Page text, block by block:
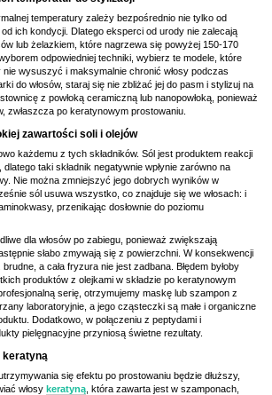
temperatury zależy bezpośrednio nie tylko od
od ich kondycji. Dlatego eksperci od urody nie zalecają
lub żelazkiem, które nagrzewa się powyżej 150-170
odpowiedniej techniki, wybierz te modele, które
nie wysuszyć i maksymalnie chronić włosy podczas
do włosów, staraj się nie zbliżać jej do pasm i stylizuj na
z powłoką ceramiczną lub nanopowłoką, ponieważ
zwłaszcza po keratynowym prostowaniu.
zawartości soli i olejów
każdemu z tych składników. Sól jest produktem reakcji
taki składnik negatywnie wpłynie zarówno na
Nie można zmniejszyć jego dobrych wyników w
sól usuwa wszystko, co znajduje się we włosach: i
przenikając dosłownie do poziomu
dla włosów po zabiegu, ponieważ zwiększają
słabo zmywają się z powierzchni. W konsekwencji
brudne, a cała fryzura nie jest zadbana. Błędem byłoby
produktów z olejkami w składzie po keratynowym
serię, otrzymujemy maskę lub szampon z
laboratoryjnie, a jego cząsteczki są małe i organiczne
Dodatkowo, w połączeniu z peptydami i
pielęgnacyjne przyniosą świetne rezultaty.
keratyną
się efektu po prostowaniu będzie dłuższy,
włosy keratyną , która zawarta jest w szamponach,